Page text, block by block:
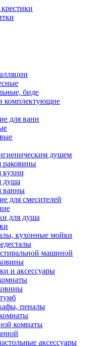
биде
комплектующие
для ванн
душем
раковины
кухни
душа
ванны
для смесителей
для душа
кухонные мойки
машиной
и аксессуары
пеналы
комнаты
аксессуары